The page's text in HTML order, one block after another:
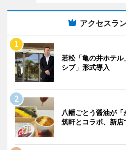
アクセスラ
若松「亀の井ホテ
シブ」形式導入
八幡ごとう醤油が
筑軒とコラボ、新店